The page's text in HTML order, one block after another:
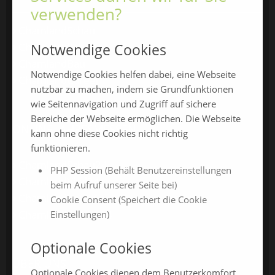
ChamLandleben
ChamlandCareer
ONLINE-JAHRESMESSEN
ChamlandSchau24
ChamlandVital24
ChamlandBau24
ChamlandCareer24
verwenden?
Notwendige Cookies
Notwendige Cookies helfen dabei, eine Webseite
nutzbar zu machen, indem sie Grundfunktionen
wie Seitennavigation und Zugriff auf sichere
Bereiche der Webseite ermöglichen. Die Webseite
kann ohne diese Cookies nicht richtig
funktionieren.
PHP Session (Behält Benutzereinstellungen
beim Aufruf unserer Seite bei)
Cookie Consent (Speichert die Cookie
Einstellungen)
Optionale Cookies
Optionale Cookies dienen dem Benutzerkomfort